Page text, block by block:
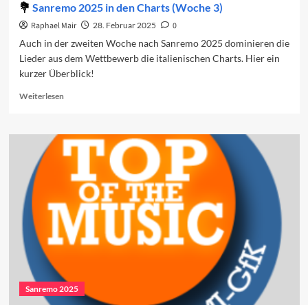
Sanremo 2025 in den Charts (Woche 3)
Raphael Mair 28. Februar 2025
0
Auch in der zweiten Woche nach Sanremo 2025 dominieren die
Lieder aus dem Wettbewerb die italienischen Charts. Hier ein
kurzer Überblick!
WeiterlesenRead
Sanremo
2025
in
den
Charts
(Woche
3)
Sanremo 2025